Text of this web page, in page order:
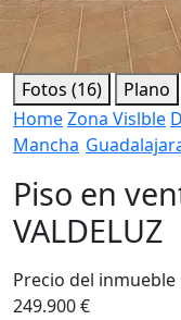
Fotos (16)
Plano
HomeZona Vislble
Mancha
Piso en
VALDELUZ
Precio del inmueble
249.900 €